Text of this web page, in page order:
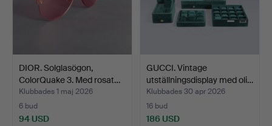
DIOR. Solglasögon,
ColorQuake 3. Med rosat…
Klubbades 1 maj 2026
6 bud
94 USD
GUCCI. Vintage
utställningsdisplay med oli…
Klubbades 30 apr 2026
16 bud
186 USD